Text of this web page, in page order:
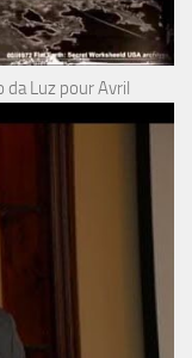
Luz pour Avril